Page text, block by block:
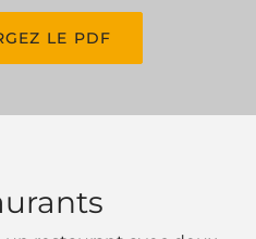
LE PDF